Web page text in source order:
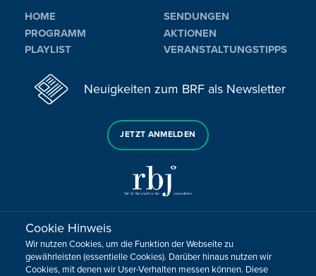
HOME
PROGRAMM
PLAYLIST
SENDUNGEN
AKTIONEN
VERANSTALTUNGSTIPPS
Neuigkeiten zum BRF als Newsletter
JETZT ANMELDEN
Sie haben noch Fragen oder Anmerkungen?
KONTAKTIEREN SIE UNS!
Cookie Hinweis
Wir nutzen Cookies, um die Funktion der Webseite zu
gewährleisten (essentielle Cookies). Darüber hinaus nutzen wir
Cookies, mit denen wir User-Verhalten messen können. Diese